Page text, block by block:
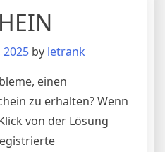
2025 by letrank
einen
zu erhalten? Wenn
von der Lösung